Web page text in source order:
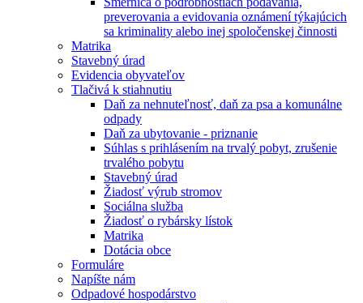
preverovania a evidovania oznámení týkajúcich
sa kriminality alebo inej spoločenskej činnosti
Matrika
Stavebný úrad
Evidencia obyvateľov
Tlačivá k stiahnutiu
Daň za nehnuteľnosť, daň za psa a komunálne
odpady
Daň za ubytovanie - priznanie
Súhlas s prihlásením na trvalý pobyt, zrušenie
trvalého pobytu
Stavebný úrad
Žiadosť výrub stromov
Sociálna služba
Žiadosť o rybársky lístok
Matrika
Dotácia obce
Formuláre
Napíšte nám
Odpadové hospodárstvo